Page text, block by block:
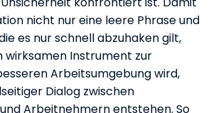
nicht nur eine leere Phrase und
es nur schnell abzuhaken gilt,
wirksamen Instrument zur
Arbeitsumgebung wird,
Dialog zwischen
Arbeitnehmern entstehen. So